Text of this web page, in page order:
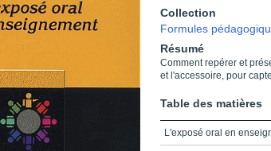
Collection
Formules
Résumé
Comment repérer et
et l'accessoire, pour
Table des matières
L'exposé oral en